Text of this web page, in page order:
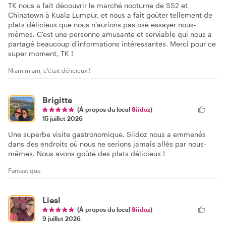
TK nous a fait découvrir le marché nocturne de SS2 et
Chinatown à Kuala Lumpur, et nous a fait goûter tellement de
plats délicieux que nous n'aurions pas osé essayer nous-
mêmes. C'est une personne amusante et serviable qui nous a
partagé beaucoup d'informations intéressantes. Merci pour ce
super moment, TK !
Miam miam, c'était délicieux !
Brigitte
(À propos du local Siidoz)
15 juillet 2026
Une superbe visite gastronomique. Siidoz nous a emmenés
dans des endroits où nous ne serions jamais allés par nous-
mêmes. Nous avons goûté des plats délicieux !
Fantastique
Liesl
(À propos du local Siidoz)
9 juillet 2026